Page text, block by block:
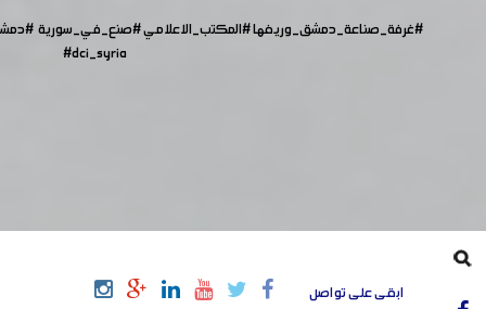
#غرفة_صناعة_دمشق_وريفها#المكتب_الاعلامي#صنع_في_سورية
#dci_syria
ابقى على تواصل